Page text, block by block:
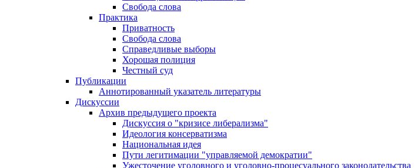
Свобода слова
Практика
Приватность
Свобода слова
Справедливые выборы
Хорошая полиция
Честный суд
Публикации
Аннотированный указатель литературы
Дискуссии
Архив предыдущего проекта
Дискуссия о "кризисе либерализма"
Идеология консерватизма
Национальная идея
Пути легитимации "управляемой демократии"
Ужесточение уголовного и уголовно-процесуального законодательства